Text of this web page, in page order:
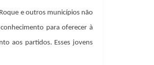
e outros municípios não
para oferecer à
aos partidos. Esses jovens